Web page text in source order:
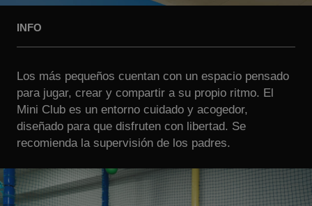
INFO
Los más pequeños cuentan con un espacio pensado
para jugar, crear y compartir a su propio ritmo. El
Mini Club es un entorno cuidado y acogedor,
diseñado para que disfruten con libertad. Se
recomienda la supervisión de los padres.